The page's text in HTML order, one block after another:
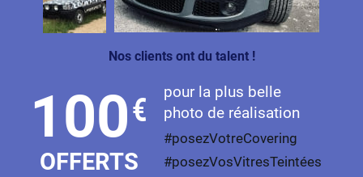
Livan
Maserati
Maybach
Mazda
Nos clients ont du talent !
100€
OFFERTS
pour la plus belle
photo de réalisation
#posezVotreCovering
#posezVosVitresTeintées